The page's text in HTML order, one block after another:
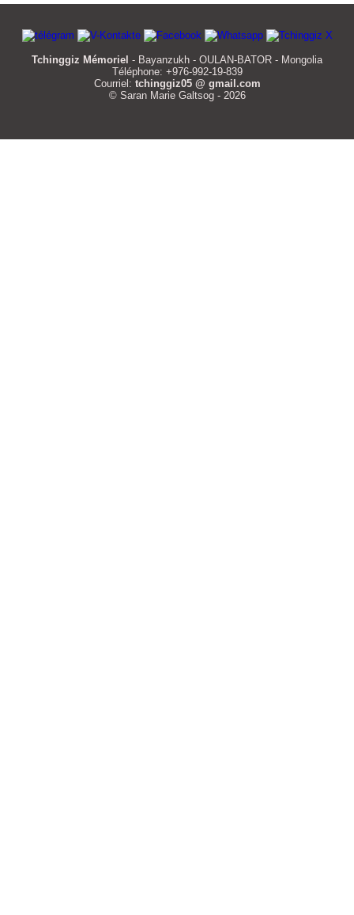
Tchinggiz Mémoriel - Bayanzukh - OULAN-BATOR - Mongolia
Téléphone: +976-992-19-839
Courriel: tchinggiz05 @ gmail.com
© Saran Marie Galtsog - 2026